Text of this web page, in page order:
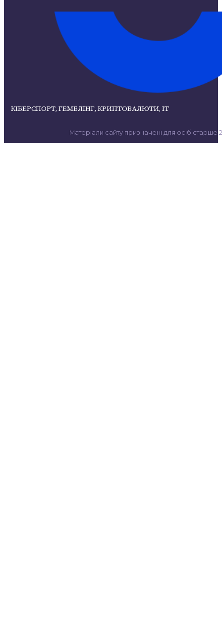
КІБЕРСПОРТ, ГЕМБЛІНГ, КРИПТОВАЛЮТИ, ІТ
Матеріали сайту призначені для осіб старше